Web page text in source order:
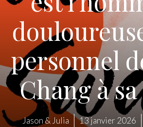
personnel
Chang à
Jason & Julia 13 janvier 2026